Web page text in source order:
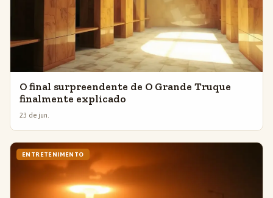
O final surpreendente de O Grande Truque
finalmente explicado
23 de jun.
ENTRETENIMENTO